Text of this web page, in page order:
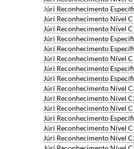
Júri Reconhecimento
Júri Reconhecimento Nível
Júri Reconhecimento Nível
Júri Reconhecimento
Júri Reconhecimento
Júri Reconhecimento Nível
Júri Reconhecimento
Júri Reconhecimento
Júri Reconhecimento Nível
Júri Reconhecimento Nível
Júri Reconhecimento Nível
Júri Reconhecimento
Júri Reconhecimento Nível
Júri Reconhecimento Nível